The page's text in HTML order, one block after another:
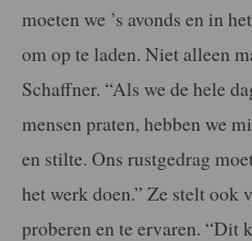
moeten we ’s avonds en in
om op te laden. Niet alleen
Schaffner. “Als we de hele
mensen praten, hebben we
en stilte. Ons rustgedrag
het werk doen.” Ze stelt ook
proberen en te ervaren. “Dit